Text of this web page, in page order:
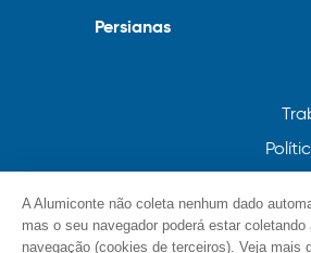
Persianas
A Alumiconte não coleta nenhum dado
mas o seu navegador poderá estar
navegação (cookies de terceiros). Veja mais